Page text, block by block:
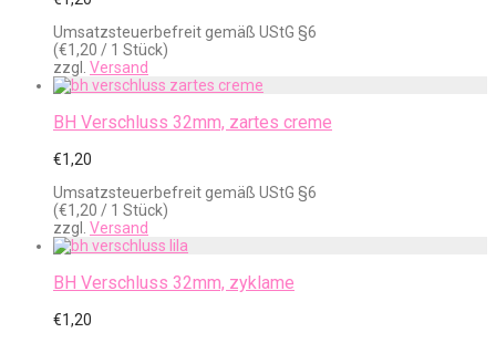
Umsatzsteuerbefreit gemäß UStG §6
(€1,20 / 1 Stück)
zzgl. Versand
BH Verschluss 32mm, zartes creme
€1,20
Umsatzsteuerbefreit gemäß UStG §6
(€1,20 / 1 Stück)
zzgl. Versand
BH Verschluss 32mm, zyklame
€1,20